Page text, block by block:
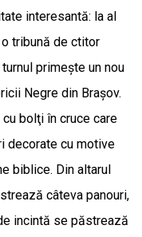
interesantă: la al
tribună de ctitor
primeşte un nou
Negre din Braşov.
bolţi în cruce care
decorate cu motive
biblice. Din altarul
câteva panouri,
incintă se păstrează